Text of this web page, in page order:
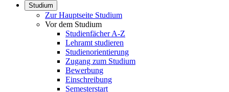
Studium
Zur Hauptseite Studium
Vor dem Studium
Studienfächer A-Z
Lehramt studieren
Studienorientierung
Zugang zum Studium
Bewerbung
Einschreibung
Semesterstart